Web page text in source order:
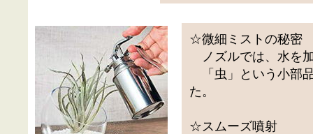
☆微細ミストの秘密
ノズルでは、水を
「虫」という小部
た。
☆スムーズ噴射